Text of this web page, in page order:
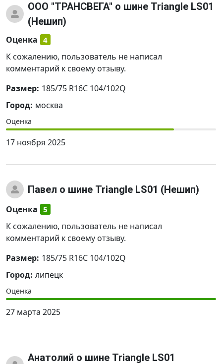
ООО "ТРАНСВЕГА" о шине Triangle LS01
(Нешип)
Оценка 4
К сожалению, пользователь не написал
комментарий к своему отзыву.
Размер: 185/75 R16C 104/102Q
Город: москва
Оценка
17 ноября 2025
Павел о шине Triangle LS01 (Нешип)
Оценка 5
К сожалению, пользователь не написал
комментарий к своему отзыву.
Размер: 185/75 R16C 104/102Q
Город: липецк
Оценка
27 марта 2025
Анатолий о шине Triangle LS01